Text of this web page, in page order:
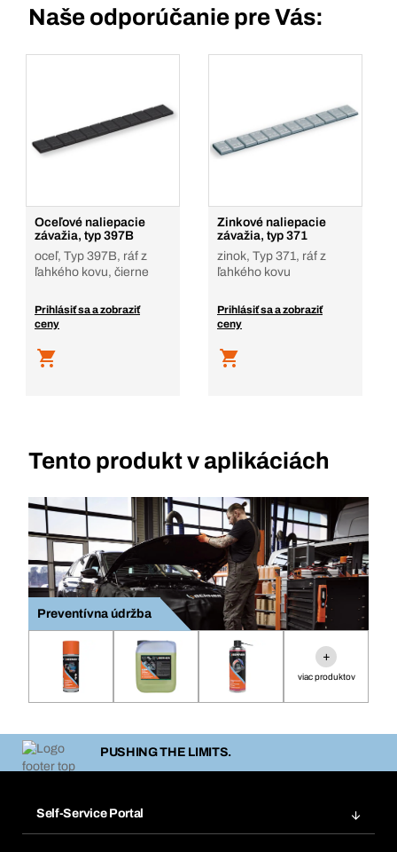
Naše odporúčanie pre Vás:
Oceľové naliepacie
závažia, typ 397B
oceľ, Typ 397B, ráf z
ľahkého kovu, čierne
Prihlásiť sa a zobraziť
ceny
Zinkové naliepacie
závažia, typ 371
zinok, Typ 371, ráf z
ľahkého kovu
Prihlásiť sa a zobraziť
ceny
Tento produkt v aplikáciách
Preventívna údržba
+
viac produktov
PUSHING THE LIMITS.
Self-Service Portal